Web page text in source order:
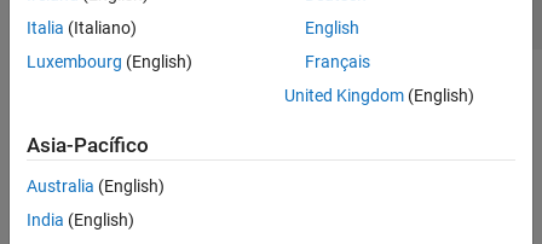
Italia (Italiano)
Luxembourg (English)
English
Français
United Kingdom(English)
Asia-Pacífico
Australia (English)
India (English)